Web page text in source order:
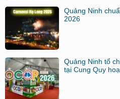
Quảng Ninh
2026
Quảng Ninh tổ
tại Cung Quy